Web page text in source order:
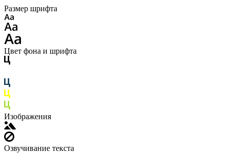
Размер шрифта
Цвет фона и шрифта
Изображения
Озвучивание текста